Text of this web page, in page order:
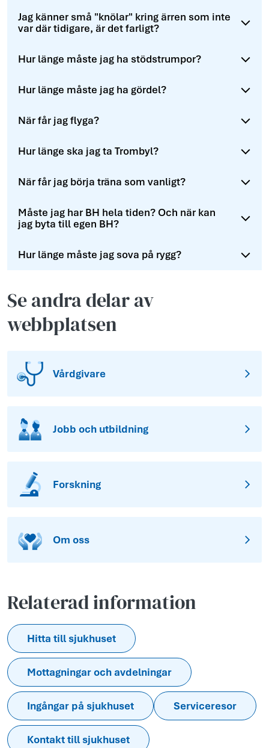
Jag känner små "knölar" kring ärren som inte
var där tidigare, är det farligt?
Hur länge måste jag ha stödstrumpor?
Hur länge måste jag ha gördel?
När får jag flyga?
Hur länge ska jag ta Trombyl?
När får jag börja träna som vanligt?
Måste jag har BH hela tiden? Och när kan
jag byta till egen BH?
Hur länge måste jag sova på rygg?
Se andra delar av
webbplatsen
Vårdgivare
Jobb och utbildning
Forskning
Om oss
Relaterad information
Hitta till sjukhuset
Mottagningar och avdelningar
Ingångar på sjukhuset Serviceresor
Kontakt till sjukhuset